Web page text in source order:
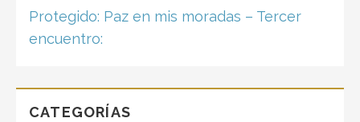
Protegido: Paz en mis moradas – Tercer
encuentro:
CATEGORÍAS